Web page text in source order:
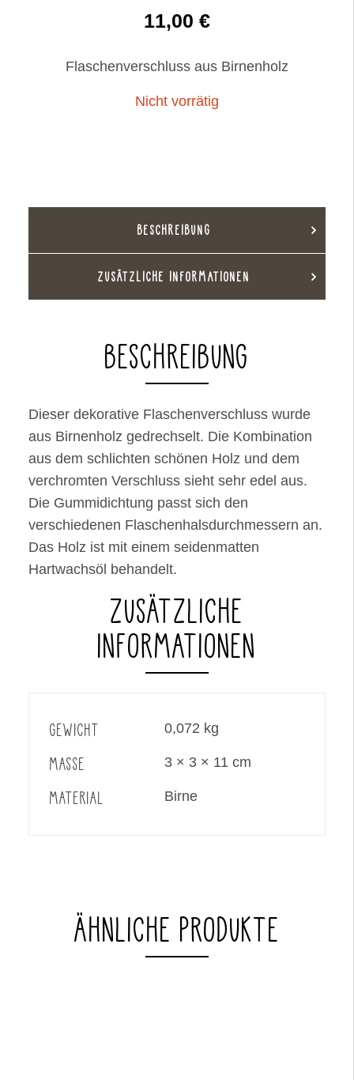
11,00 €
Flaschenverschluss aus Birnenholz
Nicht vorrätig
BESCHREIBUNG
ZUSÄTZLICHE INFORMATIONEN
BESCHREIBUNG
Dieser dekorative Flaschenverschluss wurde
aus Birnenholz gedrechselt. Die Kombination
aus dem schlichten schönen Holz und dem
verchromten Verschluss sieht sehr edel aus.
Die Gummidichtung passt sich den
verschiedenen Flaschenhalsdurchmessern an.
Das Holz ist mit einem seidenmatten
Hartwachsöl behandelt.
ZUSÄTZLICHE
INFORMATIONEN
GEWICHT 0,072 kg
MASSE 3 × 3 × 11 cm
MATERIAL Birne
ÄHNLICHE PRODUKTE